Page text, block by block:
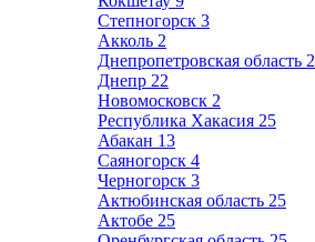
Степногорск 3
Акколь 2
Днепропетровская область
Днепр 22
Новомосковск 2
Республика Хакасия 25
Абакан 13
Саяногорск 4
Черногорск 3
Актюбинская область 25
Актобе 25